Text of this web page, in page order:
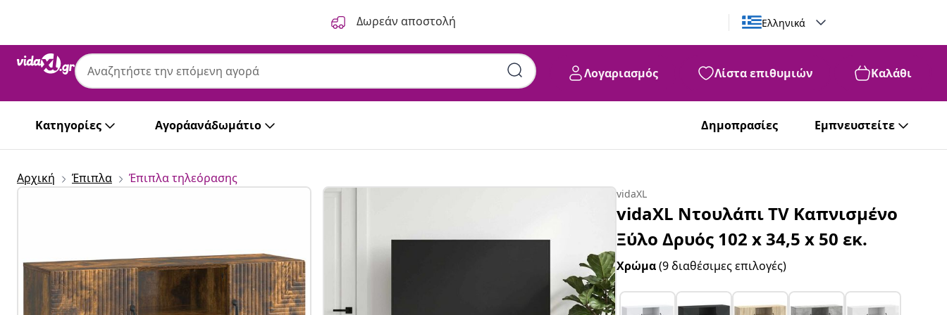
Δωρεάν αποστολή Ελληνικά
Λογαριασμός Λίστα επιθυμιών Καλάθι
Κατηγορίες Αγοράανάδωμάτιο Δημοπρασίες Εμπνευστείτε
Αρχική Έπιπλα Έπιπλα τηλεόρασης
vidaXL
vidaXL Ντουλάπι TV Καπνισμένο
Ξύλο Δρυός 102 x 34,5 x 50 εκ.
Χρώμα(9 διαθέσιμες επιλογές)